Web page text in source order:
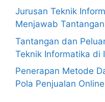
Jurusan Teknik
Menjawab
Tantangan dan
Teknik Informatika di
Penerapan Metode
Pola Penjualan